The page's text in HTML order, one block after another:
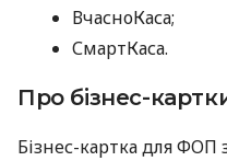
ВчасноКаса;
СмартКаса.
Про бізнес-
Бізнес-картка для ФОП